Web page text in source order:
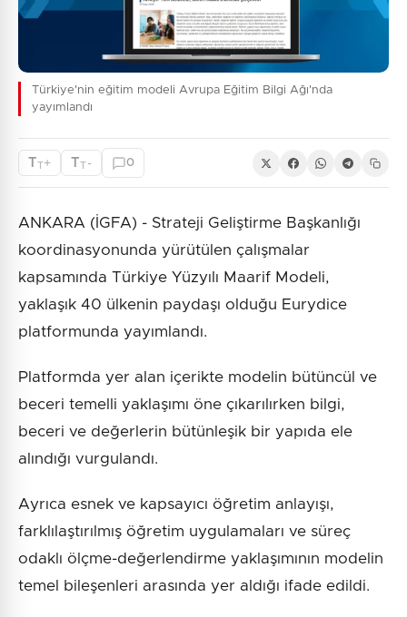
Türkiye'nin eğitim modeli Avrupa Eğitim Bilgi Ağı'nda
yayımlandı
TT+ TT - 0
ANKARA (İGFA) - Strateji Geliştirme Başkanlığı
koordinasyonunda yürütülen çalışmalar
kapsamında Türkiye Yüzyılı Maarif Modeli,
yaklaşık 40 ülkenin paydaşı olduğu Eurydice
platformunda yayımlandı.
Platformda yer alan içerikte modelin bütüncül ve
beceri temelli yaklaşımı öne çıkarılırken bilgi,
beceri ve değerlerin bütünleşik bir yapıda ele
alındığı vurgulandı.
Ayrıca esnek ve kapsayıcı öğretim anlayışı,
farklılaştırılmış öğretim uygulamaları ve süreç
odaklı ölçme-değerlendirme yaklaşımının modelin
temel bileşenleri arasında yer aldığı ifade edildi.